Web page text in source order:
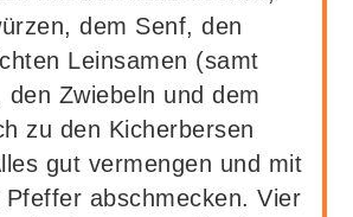
dem Senf, den
Leinsamen (samt
den Zwiebeln und dem
zu den Kicherbersen
gut vermengen und mit
Pfeffer abschmecken. Vier